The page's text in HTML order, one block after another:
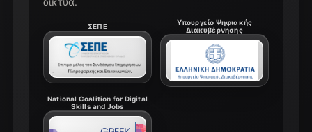
ΣΕΠΕ
Υπουργείο Ψηφιακής
Διακυβέρνησης
National Coalition for Digital
Skills and Jobs